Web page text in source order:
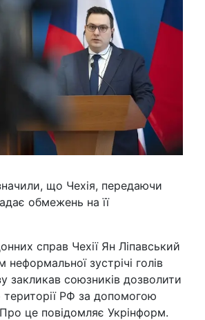
що Чехія, передаючи
обмежень на її
справ Чехії Ян Ліпавський
зустрічі голів
союзників дозволити
території РФ за допомогою
Про це повідомляє Укрінформ.